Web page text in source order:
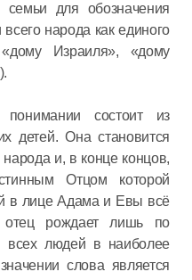
для обозначения
народа как единого
Израиля», «дому
состоит из
детей. Она становится
и, в конце концов,
Отцом которой
в лице Адама и Евы всё
отец рождает лишь по
всех людей в наиболее
слова является